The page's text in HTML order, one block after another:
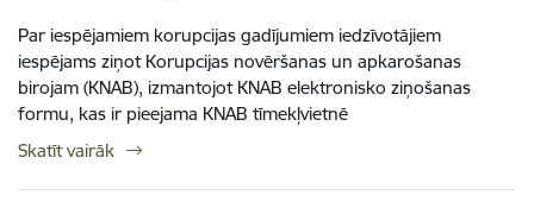
Par iespējamiem korupcijas gadījumiem iedzīvotājiem
iespējams ziņot Korupcijas novēršanas un apkarošanas
birojam (KNAB), izmantojot KNAB elektronisko ziņošanas
formu, kas ir pieejama KNAB tīmekļvietnē
Skatīt vairāk